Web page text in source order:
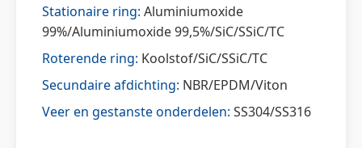
Stationaire ring: Aluminiumoxide
99%/Aluminiumoxide 99,5%/SiC/SSiC/TC
Roterende ring: Koolstof/SiC/SSiC/TC
Secundaire afdichting: NBR/EPDM/Viton
Veer en gestanste onderdelen: SS304/SS316